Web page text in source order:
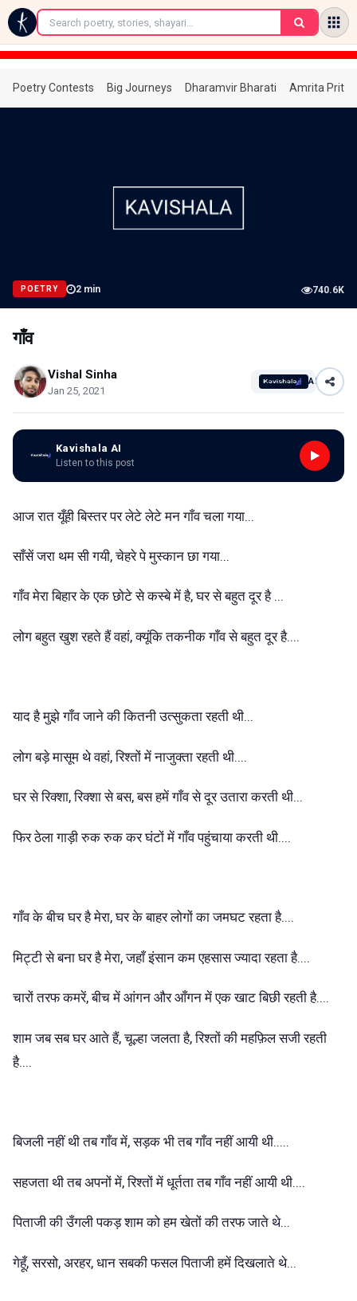
←
Poetry Contests Big Journeys Dharamvir Bharati Amrita
POETRY 2 min 740.6K
गाँव
Vishal Sinha
Jan 25, 2021
AI
Kavishala AI
Listen to this post
आज रात यूँही बिस्तर पर लेटे लेटे मन गाँव चला गया...
साँसें जरा थम सी गयी, चेहरे पे मुस्कान छा गया...
गाँव मेरा बिहार के एक छोटे से कस्बे में है, घर से बहुत दूर है ...
लोग बहुत खुश रहते हैं वहां, क्यूंकि तकनीक गाँव से बहुत दूर है....
याद है मुझे गाँव जाने की कितनी उत्सुकता रहती थी...
लोग बड़े मासूम थे वहां, रिश्तों में नाजुक्ता रहती थी....
घर से रिक्शा, रिक्शा से बस, बस हमें गाँव से दूर उतारा करती थी...
फिर ठेला गाड़ी रुक रुक कर घंटों में गाँव पहुंचाया करती थी....
गाँव के बीच घर है मेरा, घर के बाहर लोगों का जमघट रहता है....
मिट्टी से बना घर है मेरा, जहाँ इंसान कम एहसास ज्यादा रहता है....
चारों तरफ कमरें, बीच में आंगन और आँगन में एक खाट बिछी रहती है....
शाम जब सब घर आते हैं, चूल्हा जलता है, रिश्तों की महफ़िल सजी रहती
है....
बिजली नहीं थी तब गाँव में, सड़क भी तब गाँव नहीं आयी थी.....
सहजता थी तब अपनों में, रिश्तों में धूर्तता तब गाँव नहीं आयी थी....
पिताजी की उँगली पकड़ शाम को हम खेतों की तरफ जाते थे...
गेहूँ, सरसो, अरहर, धान सबकी फसल पिताजी हमें दिखलाते थे...